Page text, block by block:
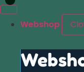
Webshop